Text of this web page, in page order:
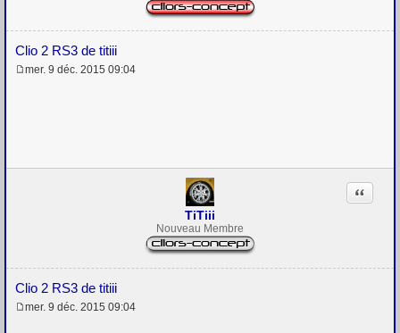
Clio 2 RS3 de titiii
mer. 9 déc. 2015 09:04
TiTiii
Nouveau Membre
Clio 2 RS3 de titiii
Citation
mer. 9 déc. 2015 09:04